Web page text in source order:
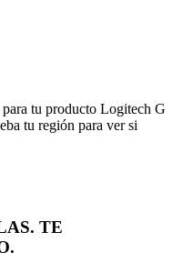
tu producto Logitech G
tu región para ver si
TE